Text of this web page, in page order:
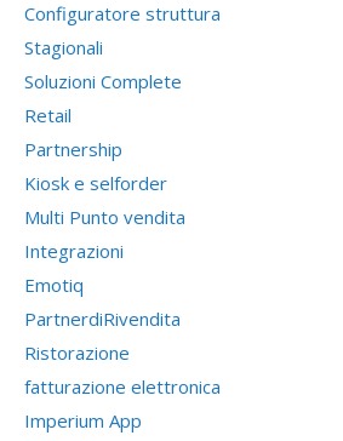
Configuratore struttura
Stagionali
Soluzioni Complete
Retail
Partnership
Kiosk e selforder
Multi Punto vendita
Integrazioni
Emotiq
PartnerdiRivendita
Ristorazione
fatturazione elettronica
Imperium App